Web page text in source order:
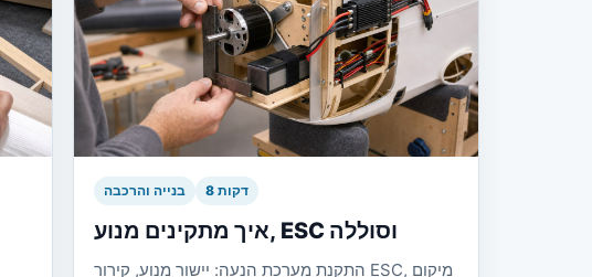
בנייה והרכבה 8 דקות
איך מתקינים מנוע, ESC וסוללה
התקנת מערכת הנעה: יישור מנוע, קירור ESC, מיקום